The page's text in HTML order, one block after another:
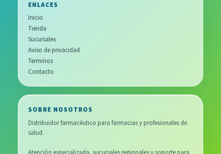
ENLACES
Inicio
Tienda
Sucursales
Aviso de privacidad
Terminos
Contacto
SOBRE NOSOTROS
Distribuidor farmacéutico para farmacias y profesionales de
salud.
Atención especializada, sucursales regionales y soporte para